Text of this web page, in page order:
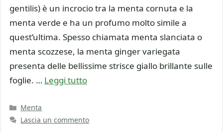
gentilis) è un incrocio tra la menta cornuta e la
menta verde e ha un profumo molto simile a
quest’ultima. Spesso chiamata menta slanciata o
menta scozzese, la menta ginger variegata
presenta delle bellissime strisce giallo brillante sulle
foglie. … Leggi tutto
Categorie
Menta
Lascia un commento